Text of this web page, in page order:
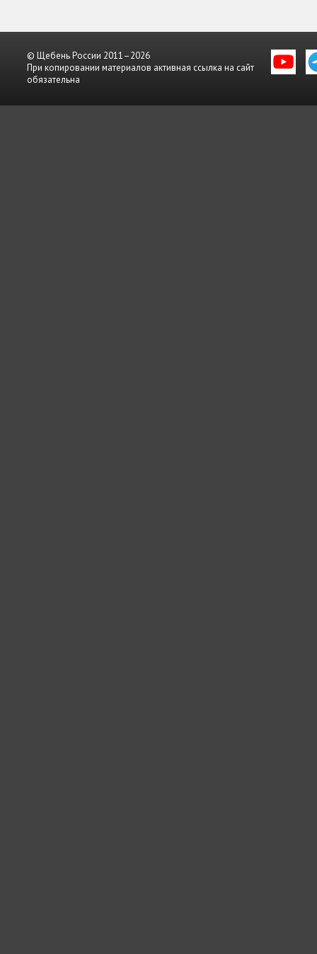
© Щебень России 2011–2026
При копировании материалов активная ссылка на сайт
обязательна